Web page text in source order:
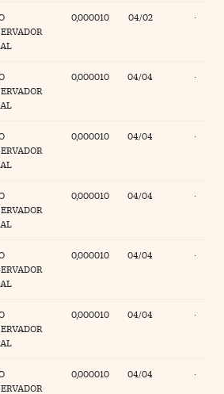
0,000010 04/02 ·
0,000010 04/04 ·
0,000010 04/04 ·
0,000010 04/04 ·
0,000010 04/04 ·
0,000010 04/04 ·
0,000010 04/04 ·